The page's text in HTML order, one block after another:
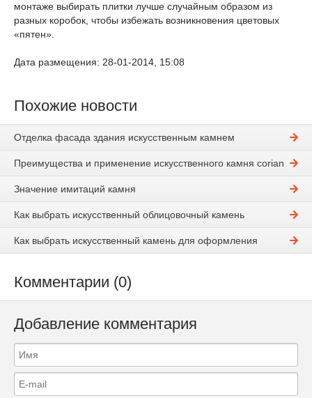
монтаже выбирать плитки лучше случайным образом из
разных коробок, чтобы избежать возникновения цветовых
«пятен».
Дата размещения: 28-01-2014, 15:08
Похожие новости
Отделка фасада здания искусственным камнем
Преимущества и применение искусственного камня corian
Значение имитаций камня
Как выбрать искусственный облицовочный камень
Как выбрать искусственный камень для оформления
Комментарии (0)
Добавление комментария